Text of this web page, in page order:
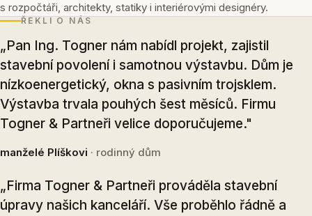
s rozpočtáři, architekty, statiky i interiérovými designéry.
ŘEKLI O NÁS
„Pan Ing. Togner nám nabídl projekt, zajistil
stavební povolení i samotnou výstavbu. Dům je
nízkoenergetický, okna s pasivním trojsklem.
Výstavba trvala pouhých šest měsíců. Firmu
Togner & Partneři velice doporučujeme."
manželé Plíškovi · rodinný dům
„Firma Togner & Partneři prováděla stavební
úpravy našich kanceláří. Vše proběhlo řádně a